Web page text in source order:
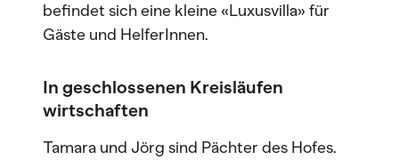
befindet sich eine kleine «Luxusvilla» für
Gäste und HelferInnen.
In geschlossenen Kreisläufen
wirtschaften
Tamara und Jörg sind Pächter des Hofes.